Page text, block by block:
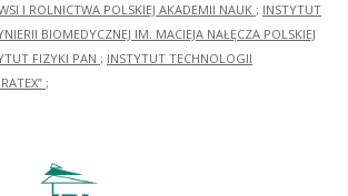
I ROLNICTWA POLSKIEJ AKADEMII NAUK ; INSTYTUT
BIOMEDYCZNEJ IM. MACIEJA NAŁĘCZA POLSKIEJ
FIZYKI PAN ; INSTYTUT TECHNOLOGII
;